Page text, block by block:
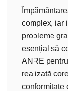
complex, iar
probleme
esențial să
ANRE
realizată
conformitate